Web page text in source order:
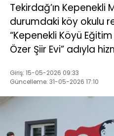
Tekirdağ’ın Kepenekli
durumdaki köy okulu
“Kepenekli Köyü
Özer Şiir Evi” adıyla
Giriş: 15-05-2026 09:33
Güncelleme: 31-05-2026 17:10